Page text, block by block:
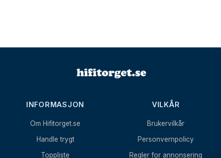
INFORMASJON
Om Hifitorget.se
Handle trygt
Toppliste
VILKÅR
Brukervilkår
Personvernpolicy
Regler for annonsering